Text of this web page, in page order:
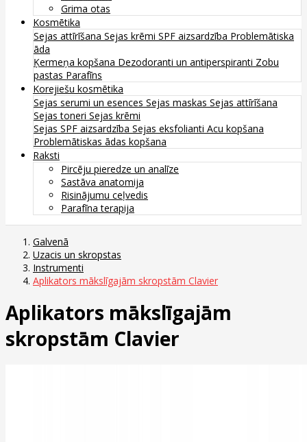
Grima otas
Kosmētika
Sejas attīrīšana Sejas krēmi SPF aizsardzība Problemātiska
āda
Ķermeņa kopšana Dezodoranti un antiperspiranti Zobu
pastas Parafīns
Korejiešu kosmētika
Sejas serumi un esences Sejas maskas Sejas attīrīšana
Sejas toneri Sejas krēmi
Sejas SPF aizsardzība Sejas eksfolianti Acu kopšana
Problemātiskas ādas kopšana
Raksti
Pircēju pieredze un analīze
Sastāva anatomija
Risinājumu ceļvedis
Parafīna terapija
Galvenā
Uzacis un skropstas
Instrumenti
Aplikators mākslīgajām skropstām Clavier
Aplikators mākslīgajām
skropstām Clavier